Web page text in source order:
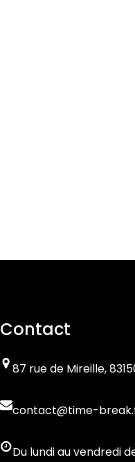
Contact
87 rue de Mireille,
contact@time-
Du lundi au vendredi